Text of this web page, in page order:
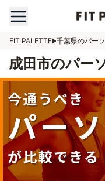
FIT PALETTE 千葉県のパー
成田市のパー